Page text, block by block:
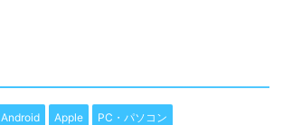
Android Apple PC・パソコン